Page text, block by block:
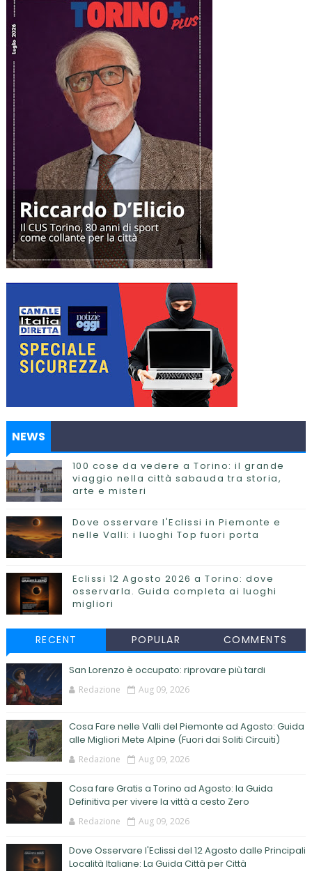
NEWS
100 cose da vedere a Torino: il grande
viaggio nella città sabauda tra storia,
arte e misteri
Dove osservare l'Eclissi in Piemonte e
nelle Valli: i luoghi Top fuori porta
Eclissi 12 Agosto 2026 a Torino: dove
osservarla. Guida completa ai luoghi
migliori
RECENT POPULAR COMMENTS
San Lorenzo è occupato: riprovare più tardi
Redazione Aug 09, 2026
Cosa Fare nelle Valli del Piemonte ad Agosto: Guida
alle Migliori Mete Alpine (Fuori dai Soliti Circuiti)
Redazione Aug 09, 2026
Cosa fare Gratis a Torino ad Agosto: la Guida
Definitiva per vivere la vittà a cesto Zero
Redazione Aug 09, 2026
Dove Osservare l'Eclissi del 12 Agosto dalle Principali
Località Italiane: La Guida Città per Città